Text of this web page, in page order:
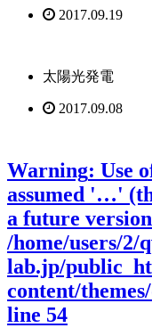
2017.09.19
太陽光発電
2017.09.08
Warning: Use
assumed '…'
a future
/home/users/2/
lab.jp/
content/
line 54